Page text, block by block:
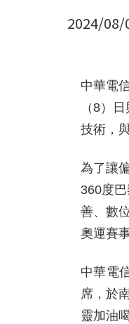
2024/08/
中華電
（8）
技術，
為了讓
360度
善、數
奧運賽
中華電
席，於
靈加油